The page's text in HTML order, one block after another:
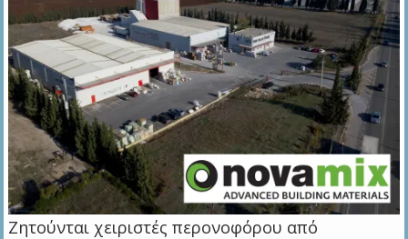
Ζητούνται χειριστές περονοφόρου από